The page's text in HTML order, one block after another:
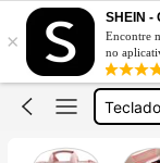
×
SHEIN -
Encontre
no
Teclado
Tablet
Mouse